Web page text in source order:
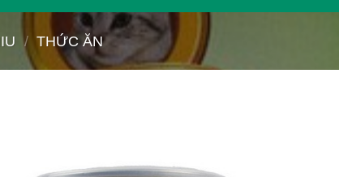
/ THỨC ĂN